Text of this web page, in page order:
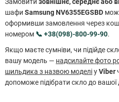
шафи Samsung NV6355EGSBD
оформивши замовлення через
номером 📞 +38(098)-800-99-90.
Якщо маєте сумніви, чи підійде
вашу модель — надсилайте фото
шильдика з назвою моделіуViber
допоможе підібрати скло до